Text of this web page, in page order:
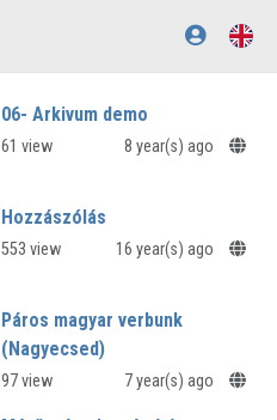
06- Arkivum demo
61 view 8 year(s) ago
Hozzászólás
553 view 16 year(s) ago
Páros magyar verbunk
(Nagyecsed)
97 view 7 year(s) ago